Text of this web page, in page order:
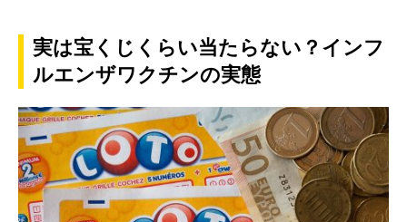
実は宝くじくらい当たらない？インフ
ルエンザワクチンの実態